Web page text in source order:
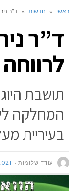
ראשי » חדשות » ד”ר
ד”ר
לרווחה
תושבת
המחלקה
בעיריית
עודד שלומות